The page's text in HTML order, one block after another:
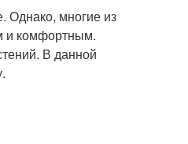
Однако, многие из
и комфортным.
В данной